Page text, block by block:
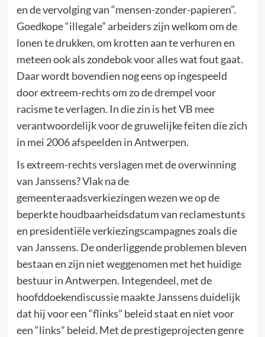
en de vervolging van “mensen-zonder-papieren”.
Goedkope “illegale” arbeiders zijn welkom om de
lonen te drukken, om krotten aan te verhuren en
meteen ook als zondebok voor alles wat fout gaat.
Daar wordt bovendien nog eens op ingespeeld
door extreem-rechts om zo de drempel voor
racisme te verlagen. In die zin is het VB mee
verantwoordelijk voor de gruwelijke feiten die zich
in mei 2006 afspeelden in Antwerpen.
Is extreem-rechts verslagen met de overwinning
van Janssens? Vlak na de
gemeenteraadsverkiezingen wezen we op de
beperkte houdbaarheidsdatum van reclamestunts
en presidentiële verkiezingscampagnes zoals die
van Janssens. De onderliggende problemen bleven
bestaan en zijn niet weggenomen met het huidige
bestuur in Antwerpen. Integendeel, met de
hoofddoekendiscussie maakte Janssens duidelijk
dat hij voor een “flinks” beleid staat en niet voor
een “links” beleid. Met de prestigeprojecten genre